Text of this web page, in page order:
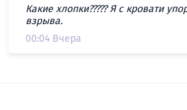
Какие хлопки????? Я с кровати
взрыва.
00:04 Вчера